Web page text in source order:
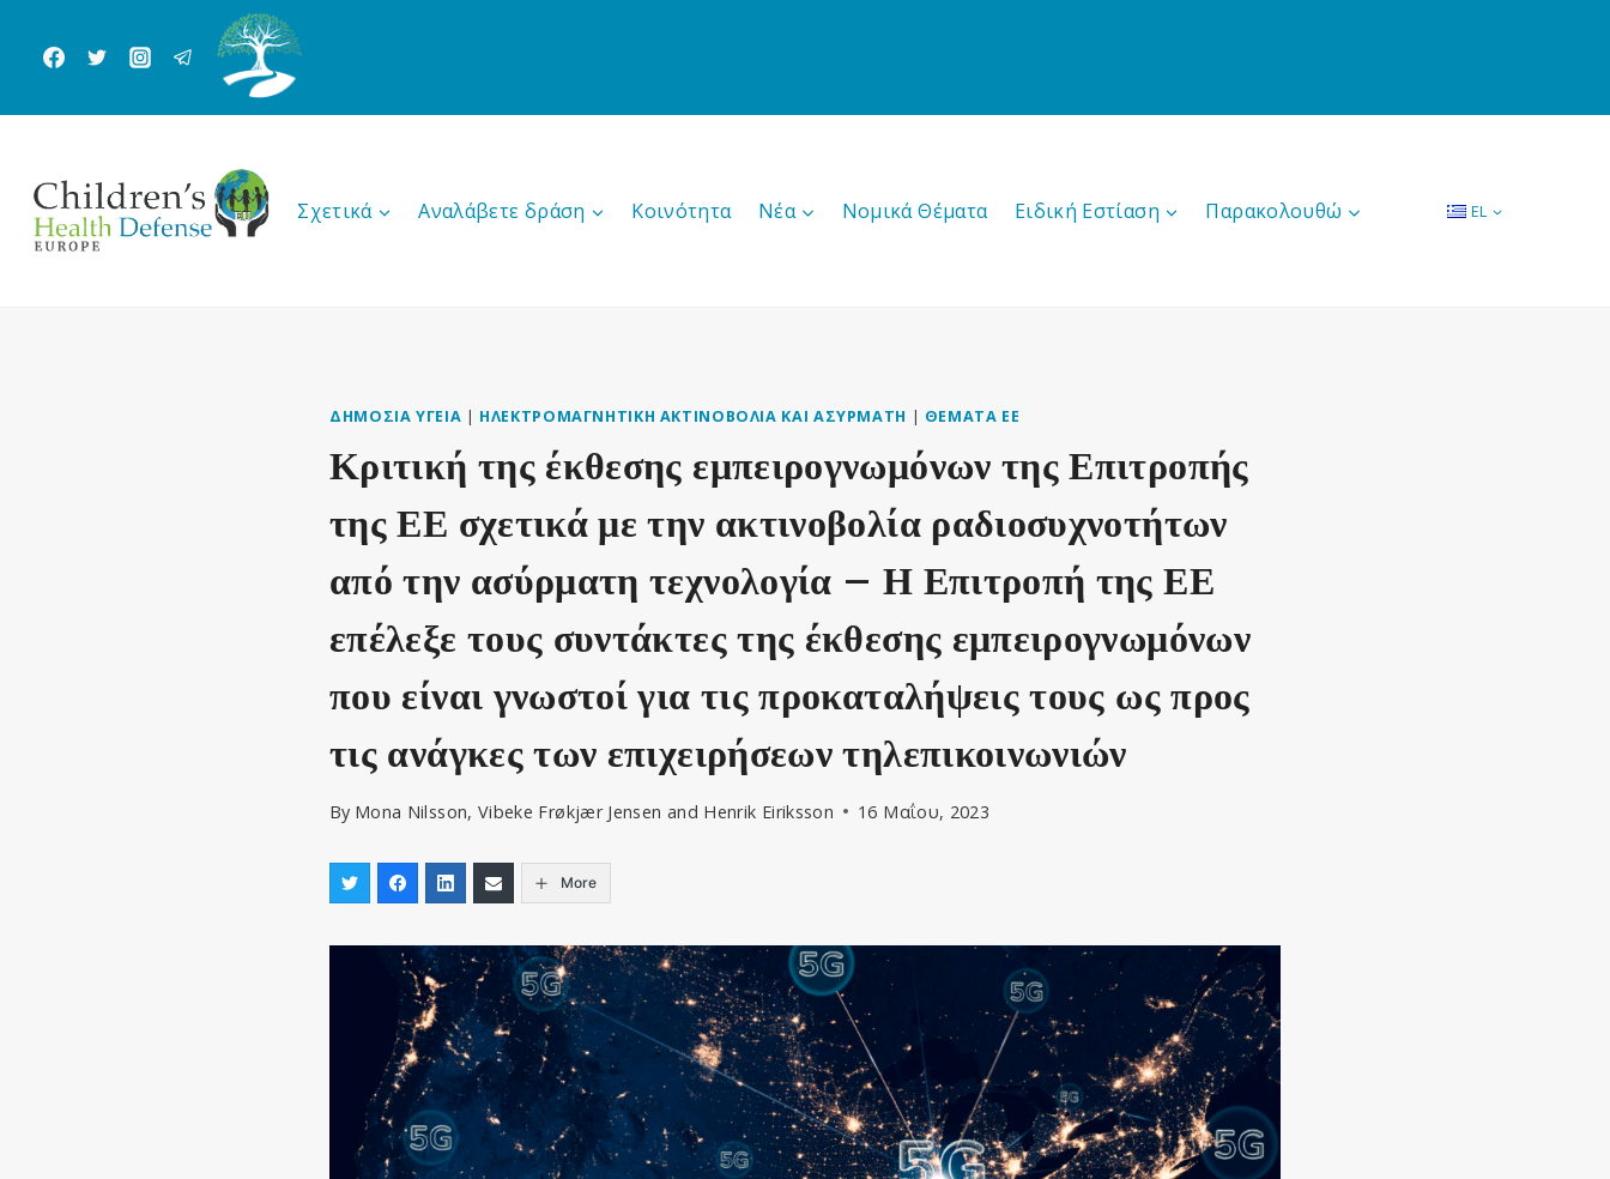
content
Σχετικά Αναλάβετε δράση Κοινότητα Νέα Νομικά Θέματα Ειδική Εστίαση Παρακολουθώ EL
ΔΗΜΌΣΙΑ ΥΓΕΊΑ | ΗΛΕΚΤΡΟΜΑΓΝΗΤΙΚΉ ΑΚΤΙΝΟΒΟΛΊΑ ΚΑΙ ΑΣΎΡΜΑΤΗ | ΘΈΜΑΤΑ ΕΕ
Κριτική της έκθεσης εμπειρογνωμόνων της Επιτροπής
της ΕΕ σχετικά με την ακτινοβολία ραδιοσυχνοτήτων
από την ασύρματη τεχνολογία – Η Επιτροπή της ΕΕ
επέλεξε τους συντάκτες της έκθεσης εμπειρογνωμόνων
που είναι γνωστοί για τις προκαταλήψεις τους ως προς
τις ανάγκες των επιχειρήσεων τηλεπικοινωνιών
By Mona Nilsson, Vibeke Frøkjær Jensen and Henrik Eiriksson 16 Μαΐου, 2023
More